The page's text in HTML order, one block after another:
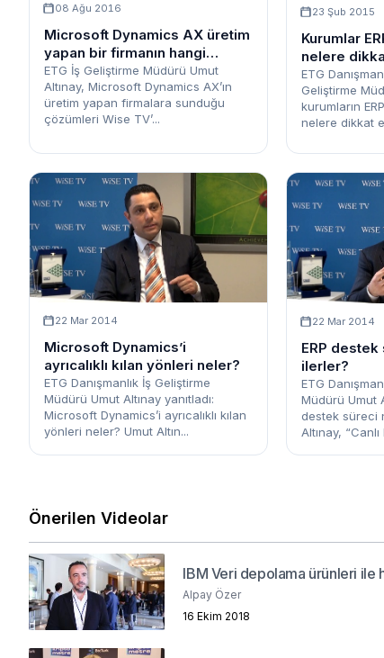
08 Ağu 2016
Microsoft Dynamics AX üretim
yapan bir firmanın hangi
ihtiyaçlarına çözümler sunar?
ETG İş Geliştirme Müdürü Umut
Altınay, Microsoft Dynamics AX’ın
üretim yapan firmalara sunduğu
çözümleri Wise TV’...
23 Şub 2015
Kurumlar
nelere
ETG
Geliştirme
kurumların
nelere dikkat
22 Mar 2014
Microsoft Dynamics’i
ayrıcalıklı kılan yönleri neler?
ETG Danışmanlık İş Geliştirme
Müdürü Umut Altınay yanıtladı:
Microsoft Dynamics’i ayrıcalıklı kılan
yönleri neler? Umut Altın...
22 Mar 2014
ERP destek
ilerler?
ETG
Müdürü Umut
destek süreci
Altınay, “Canlı
Önerilen Videolar
IBM Veri depolama ürünleri ile
Alpay Özer
16 Ekim 2018